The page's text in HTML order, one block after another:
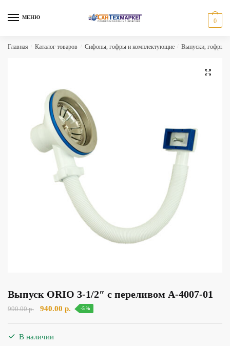
МЕНЮ
0
Главная Каталог товаров Сифоны, гофры и комплектующие Выпуски, гофры и
🔍
Выпуск ORIO 3-1/2″ с переливом А-4007-01
990.00р.
Первоначальная
940.00 р. Текущая
-5%
В наличии